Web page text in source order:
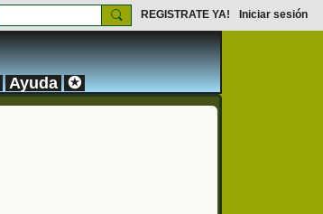
REGISTRATE YA! Iniciar sesión
Ayuda ✪